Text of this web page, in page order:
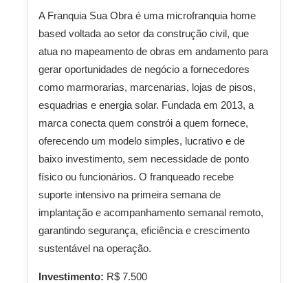
A Franquia Sua Obra é uma microfranquia home
based voltada ao setor da construção civil, que
atua no mapeamento de obras em andamento para
gerar oportunidades de negócio a fornecedores
como marmorarias, marcenarias, lojas de pisos,
esquadrias e energia solar. Fundada em 2013, a
marca conecta quem constrói a quem fornece,
oferecendo um modelo simples, lucrativo e de
baixo investimento, sem necessidade de ponto
físico ou funcionários. O franqueado recebe
suporte intensivo na primeira semana de
implantação e acompanhamento semanal remoto,
garantindo segurança, eficiência e crescimento
sustentável na operação.
Investimento: R$ 7.500